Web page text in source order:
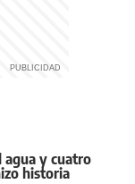
agua y cuatro
historia